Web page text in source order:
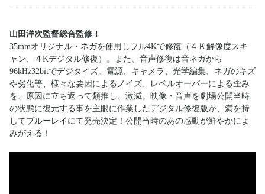
山田洋次監督総合監修！
35mmオリジナル・ネガを使用しフル4Kで修復（４Ｋ解像度スキ
ャン、４Kデジタル修復）。また、音声修復は音ネガから
96kHz32bitでデジタイズ。電源、キャメラ、光学編集、ネガのキズ
や劣化等、様々な要因によるノイズ、レベルオーバーによる歪み
を、原因に立ち返って類推し、激減。映像・音声を劇場公開当時
の状態に復元する事を主眼に作業したデジタル修復版が、満を持
してブルーレイにて発売決定！公開当時のあの感動が鮮やかによ
みがえる！